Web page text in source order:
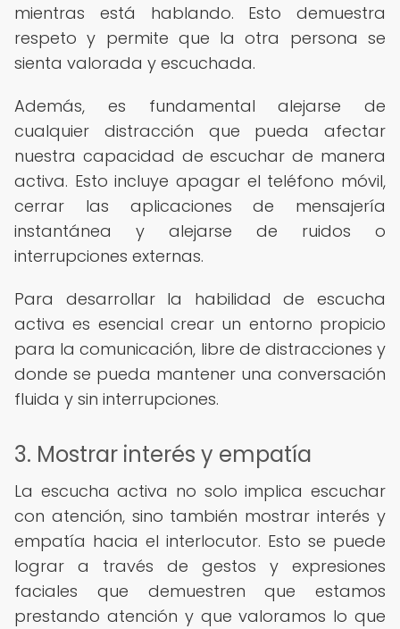
mientras está hablando. Esto demuestra
respeto y permite que la otra persona se
sienta valorada y escuchada.
Además, es fundamental alejarse de
cualquier distracción que pueda afectar
nuestra capacidad de escuchar de manera
activa. Esto incluye apagar el teléfono móvil,
cerrar las aplicaciones de mensajería
instantánea y alejarse de ruidos o
interrupciones externas.
Para desarrollar la habilidad de escucha
activa es esencial crear un entorno propicio
para la comunicación, libre de distracciones y
donde se pueda mantener una conversación
fluida y sin interrupciones.
3. Mostrar interés y empatía
La escucha activa no solo implica escuchar
con atención, sino también mostrar interés y
empatía hacia el interlocutor. Esto se puede
lograr a través de gestos y expresiones
faciales que demuestren que estamos
prestando atención y que valoramos lo que